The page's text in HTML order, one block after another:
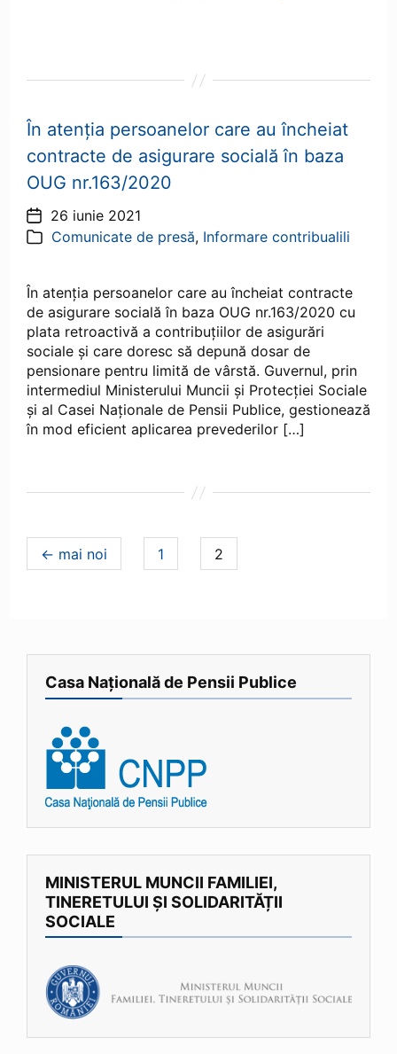
În atenţia persoanelor care au încheiat
contracte de asigurare socială în baza
OUG nr.163/2020
Dată
articol
26 iunie 2021
Categorii
Comunicate de presă, Informare contribualili
În atenţia persoanelor care au încheiat contracte
de asigurare socială în baza OUG nr.163/2020 cu
plata retroactivă a contribuţiilor de asigurări
sociale şi care doresc să depună dosar de
pensionare pentru limită de vârstă. Guvernul, prin
intermediul Ministerului Muncii şi Protecţiei Sociale
şi al Casei Naţionale de Pensii Publice, gestionează
în mod eficient aplicarea prevederilor […]
Navigare
articole
← mai noi pagina
1 pagina
2
Casa Națională de Pensii Publice
MINISTERUL MUNCII FAMILIEI,
TINERETULUI ȘI SOLIDARITĂȚII
SOCIALE